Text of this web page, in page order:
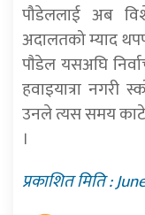
पौडेललाई अब
अदालतको म्याद
पाैडेल यसअघि
हवाइयात्रा नगरी
उनले त्यस समय
।
प्रकाशित मिति :